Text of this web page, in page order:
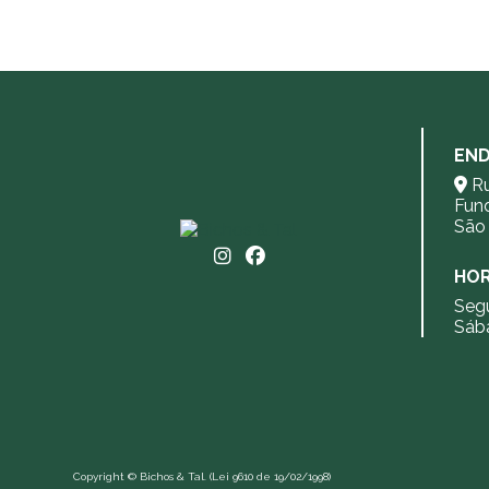
São
Copyright © Bichos & Tal. (Lei 9610 de 19/02/1998)